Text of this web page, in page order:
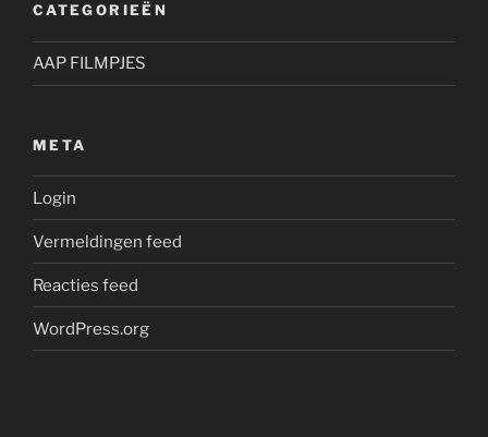
CATEGORIEËN
AAP FILMPJES
META
Login
Vermeldingen feed
Reacties feed
WordPress.org